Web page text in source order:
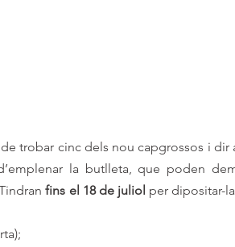
trobar cinc dels nou capgrossos i dir
la butlleta, que poden
fins el 18 de juliol per dipositar-